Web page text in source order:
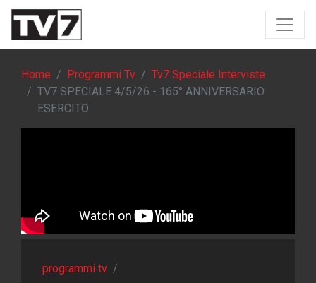
Home Programmi Tv
Tv7 Speciale Interviste
TV7 SPECIALE 4/5/26 - 165° ANNIVERSARIO
ESERCITO
programmi tv /